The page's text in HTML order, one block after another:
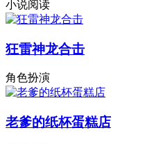
小说阅读
狂雷神龙合击
角色扮演
老爹的纸杯蛋糕店